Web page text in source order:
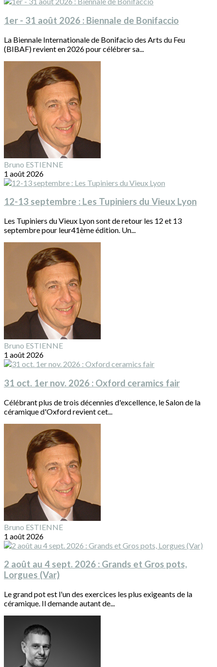
1er - 31 août 2026 : Biennale de Bonifaccio
La Biennale Internationale de Bonifacio des Arts du Feu
(BIBAF) revient en 2026 pour célébrer sa...
Bruno ESTIENNE
1 août 2026
12-13 septembre : Les Tupiniers du Vieux Lyon
Les Tupiniers du Vieux Lyon sont de retour les 12 et 13
septembre pour leur41ème édition. Un...
Bruno ESTIENNE
1 août 2026
31 oct. 1er nov. 2026 : Oxford ceramics fair
Célébrant plus de trois décennies d'excellence, le Salon de la
céramique d'Oxford revient cet...
Bruno ESTIENNE
1 août 2026
2 août au 4 sept. 2026 : Grands et Gros pots,
Lorgues (Var)
Le grand pot est l'un des exercices les plus exigeants de la
céramique. Il demande autant de...